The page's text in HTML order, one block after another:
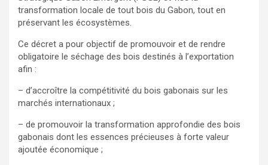
transformation locale de tout bois du Gabon, tout en
préservant les écosystèmes.
Ce décret a pour objectif de promouvoir et de rendre
obligatoire le séchage des bois destinés à l’exportation
afin :
– d’accroître la compétitivité du bois gabonais sur les
marchés internationaux ;
– de promouvoir la transformation approfondie des bois
gabonais dont les essences précieuses à forte valeur
ajoutée économique ;